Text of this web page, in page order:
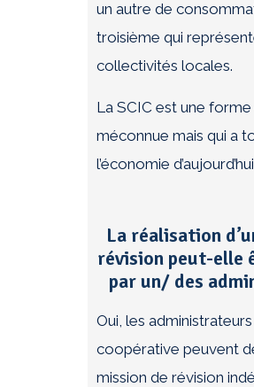
un autre de
troisième qui
collectivités locales.
La SCIC est une
méconnue mais qui a
l’économie
La réalisation
révision peut-elle
par un/ des
Oui, les administrateurs
coopérative peuvent
mission de révision